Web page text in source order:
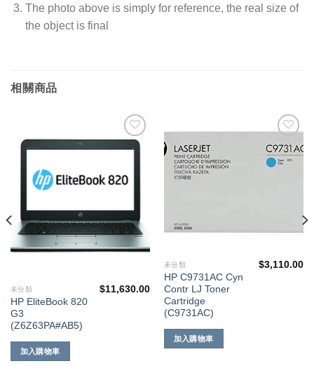
The photo above is simply for reference, the real size of
the object is final
相關商品
添加
未分類
HP EliteBook 820
G3
(Z6Z63PA#AB5)
$11,630.00
加入購物車
添加
到願
望清
未分類
HP C9731AC Cyn
Contr LJ Toner
Cartridge
(C9731AC)
$3,110.00
加入購物車